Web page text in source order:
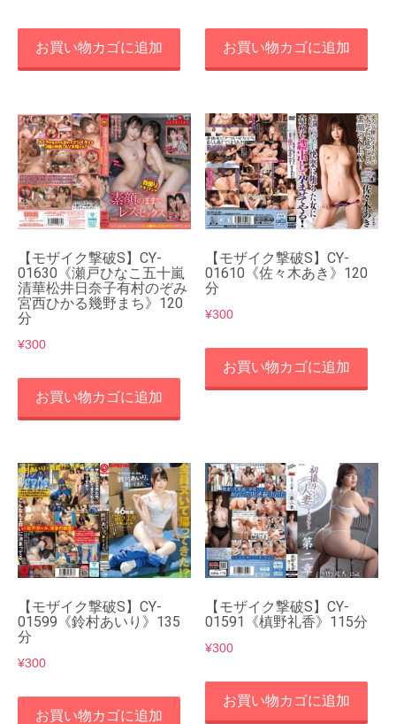
お買い物カゴに追加 お買い物カゴに追加
【モザイク撃破S】CY-
01630《瀬戸ひなこ五十嵐
清華松井日奈子有村のぞみ
宮西ひかる幾野まち》120
分
¥300
お買い物カゴに追加
【モザイク撃破S】CY-
01610《佐々木あき》120
分
¥300
お買い物カゴに追加
【モザイク撃破S】CY-
01599《鈴村あいり》135
分
¥300
お買い物カゴに追加
【モザイク撃破S】CY-
01591《槙野礼香》115分
¥300
お買い物カゴに追加